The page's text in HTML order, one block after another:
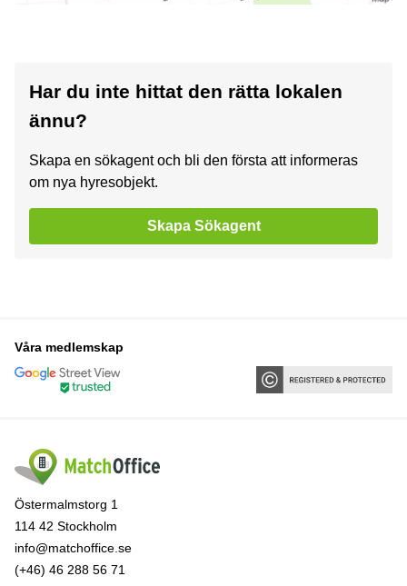
Har du inte hittat den rätta lokalen
ännu?
Skapa en sökagent och bli den första att informeras
om nya hyresobjekt.
Skapa Sökagent
Våra medlemskap
Östermalmstorg 1
114 42 Stockholm
info@matchoffice.se
(+46) 46 288 56 71